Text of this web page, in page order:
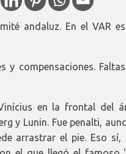
andaluz. En el VAR
y compensaciones.
en la frontal del
y Lunin. Fue penalti,
arrastrar el pie. Eso